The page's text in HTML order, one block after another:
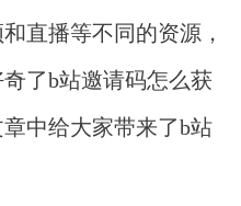
直播等不同的资源，
了b站邀请码怎么获
中给大家带来了b站